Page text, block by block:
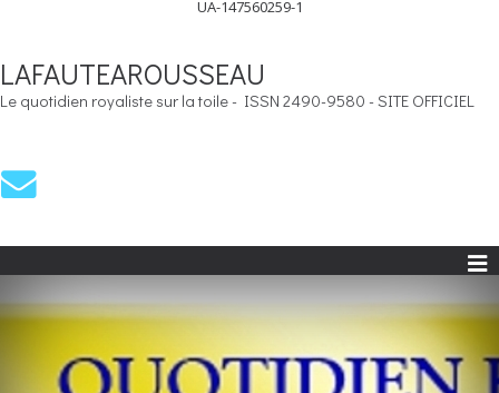
UA-147560259-1
LAFAUTEAROUSSEAU
Le quotidien royaliste sur la toile - ISSN 2490-9580 - SITE OFFICIEL